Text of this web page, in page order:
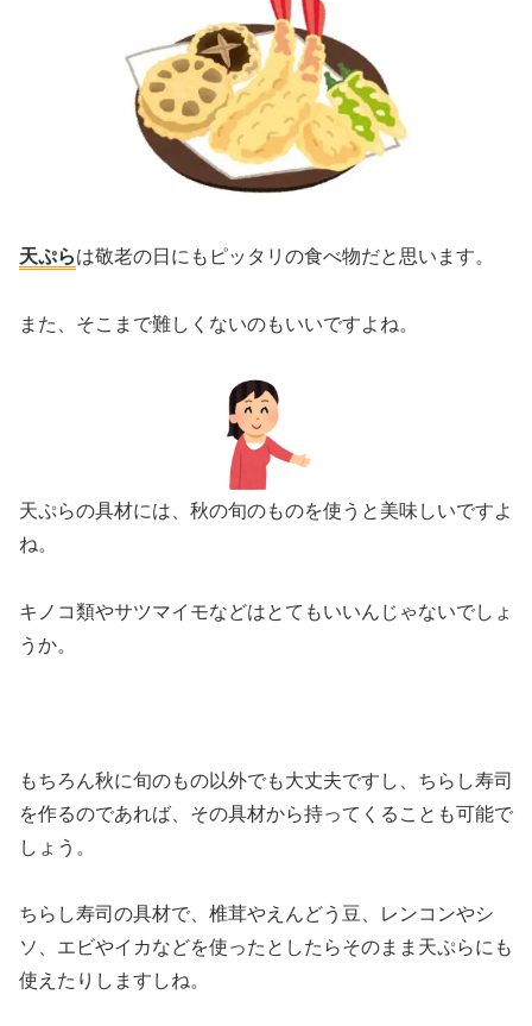
天ぷらは敬老の日にもピッタリの食べ物だと思います。
また、そこまで難しくないのもいいですよね。
天ぷらの具材には、秋の旬のものを使うと美味しいですよ
ね。
キノコ類やサツマイモなどはとてもいいんじゃないでしょ
うか。
もちろん秋に旬のもの以外でも大丈夫ですし、ちらし寿司
を作るのであれば、その具材から持ってくることも可能で
しょう。
ちらし寿司の具材で、椎茸やえんどう豆、レンコンやシ
ソ、エビやイカなどを使ったとしたらそのまま天ぷらにも
使えたりしますしね。